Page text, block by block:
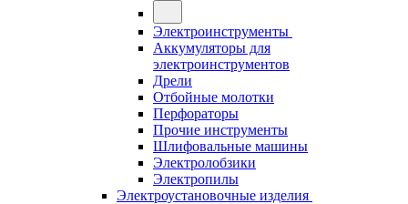
Электроинструменты
Аккумуляторы для
электроинструментов
Дрели
Отбойные молотки
Перфораторы
Прочие инструменты
Шлифовальные машины
Электролобзики
Электропилы
Электроустановочные изделия